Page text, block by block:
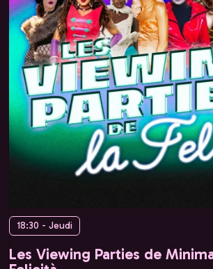
18:30 - Jeudi
Les Viewing Parties de